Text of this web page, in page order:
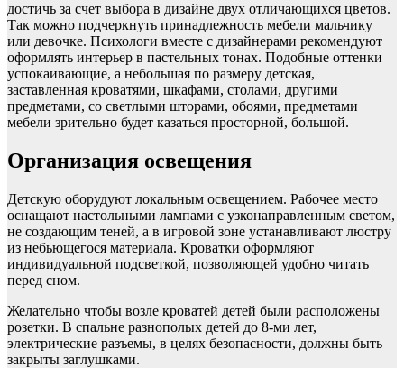
достичь за счет выбора в дизайне двух отличающихся цветов.
Так можно подчеркнуть принадлежность мебели мальчику
или девочке. Психологи вместе с дизайнерами рекомендуют
оформлять интерьер в пастельных тонах. Подобные оттенки
успокаивающие, а небольшая по размеру детская,
заставленная кроватями, шкафами, столами, другими
предметами, со светлыми шторами, обоями, предметами
мебели зрительно будет казаться просторной, большой.
Организация освещения
Детскую оборудуют локальным освещением. Рабочее место
оснащают настольными лампами с узконаправленным светом,
не создающим теней, а в игровой зоне устанавливают люстру
из небьющегося материала. Кроватки оформляют
индивидуальной подсветкой, позволяющей удобно читать
перед сном.
Желательно чтобы возле кроватей детей были расположены
розетки. В спальне разнополых детей до 8-ми лет,
электрические разъемы, в целях безопасности, должны быть
закрыты заглушками.